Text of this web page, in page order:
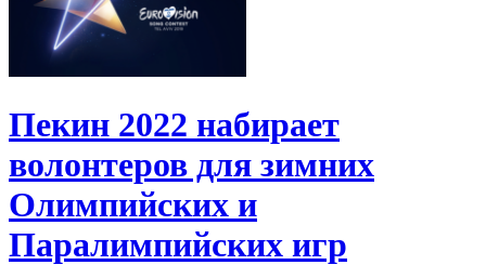
Пекин 2022 набирает
волонтеров для зимних
Олимпийских и
Паралимпийских игр